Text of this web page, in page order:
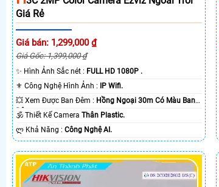
Giá Rẻ
Giá bán: 1,299,000 ₫
Giá Gốc: 1,399,000 ₫
✨ Hình Ảnh Sắc nét : FULL HD 1080P .
⚜️ Công Nghệ Hình Ảnh :
IP Wifi.
💥 Xem Được Ban Đêm : Hồng Ngoại 30m Có Màu Ban
Ðêm.🕉️ Thiết Kế Camera Thân Plastic.
️ლ Khả Năng : Công Nghệ AI.